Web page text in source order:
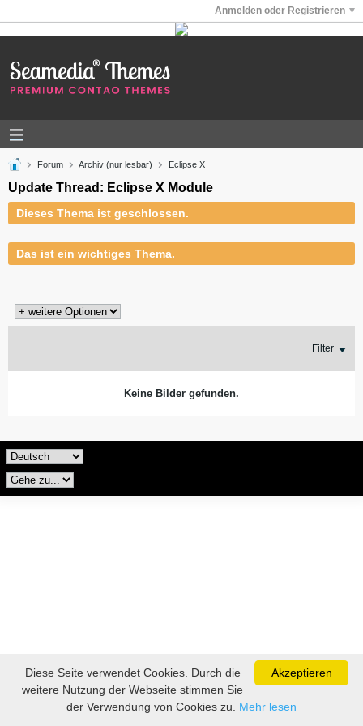
Anmelden oder Registrieren
Forum Archiv (nur lesbar) Eclipse X
Update Thread: Eclipse X Module
Dieses Thema ist geschlossen.
Das ist ein wichtiges Thema.
Filter
Keine Bilder gefunden.
Akzeptieren
Diese Seite verwendet Cookies. Durch die
weitere Nutzung der Webseite stimmen Sie
der Verwendung von Cookies zu. Mehr lesen